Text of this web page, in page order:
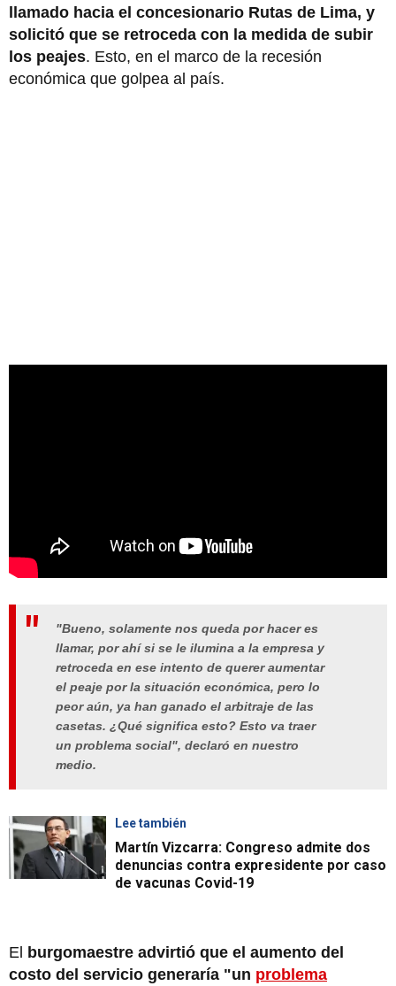
llamado hacia el concesionario Rutas de Lima, y
solicitó que se retroceda con la medida de subir
los peajes. Esto, en el marco de la recesión
económica que golpea al país.
"Bueno, solamente nos queda por hacer es
llamar, por ahí si se le ilumina a la empresa y
retroceda en ese intento de querer aumentar
el peaje por la situación económica, pero lo
peor aún, ya han ganado el arbitraje de las
casetas. ¿Qué significa esto? Esto va traer
un problema social", declaró en nuestro
medio.
Lee también
Martín Vizcarra: Congreso admite dos
denuncias contra expresidente por caso
de vacunas Covid-19
El burgomaestre advirtió que el aumento del
costo del servicio generaría "un problema